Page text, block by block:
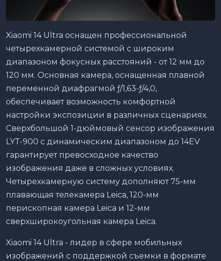
Xiaomi 14 Ultra оснащен профессиональной
четырехкамерной системой с широким
диапазоном фокусных расстояний - от 12 мм до
120 мм. Основная камера, оснащенная плавной
переменной диафрагмой ƒ/1,63-ƒ/4,0,
обеспечивает возможность комфортной
настройки экспозиции в различных сценариях.
Сверхбольшой 1-дюймовый сенсор изображения
LYT-900 с динамическим диапазоном до 14EV
гарантирует превосходное качество
изображения даже в сложных условиях.
Четырехкамерную систему дополняют 75-мм
плавающая телекамера Leica, 120-мм
перископная камера Leica и 12-мм
сверхширокоугольная камера Leica.
Xiaomi 14 Ultra - лидер в сфере мобильных
изображений с поддержкой съемки в формате